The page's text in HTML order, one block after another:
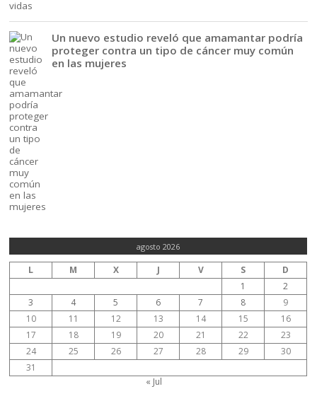
Un nuevo estudio reveló que amamantar podría
proteger contra un tipo de cáncer muy común
en las mujeres
agosto 2026
L M X J V S
D
1
2
3
4 5 6 7 8
9
10
11 12 13 14 15
16
17
18 19 20 21 22
23
24
25 26 27 28 29
30
31
« Jul